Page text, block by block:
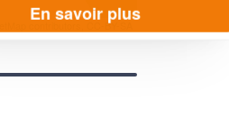
CC-BY-SA
En savoir plus